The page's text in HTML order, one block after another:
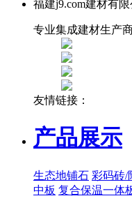
福建j9.com建材有限
专业集成建材生产
友情链接：
产品展示
生态地铺石 彩码砖/
中板 复合保温一体